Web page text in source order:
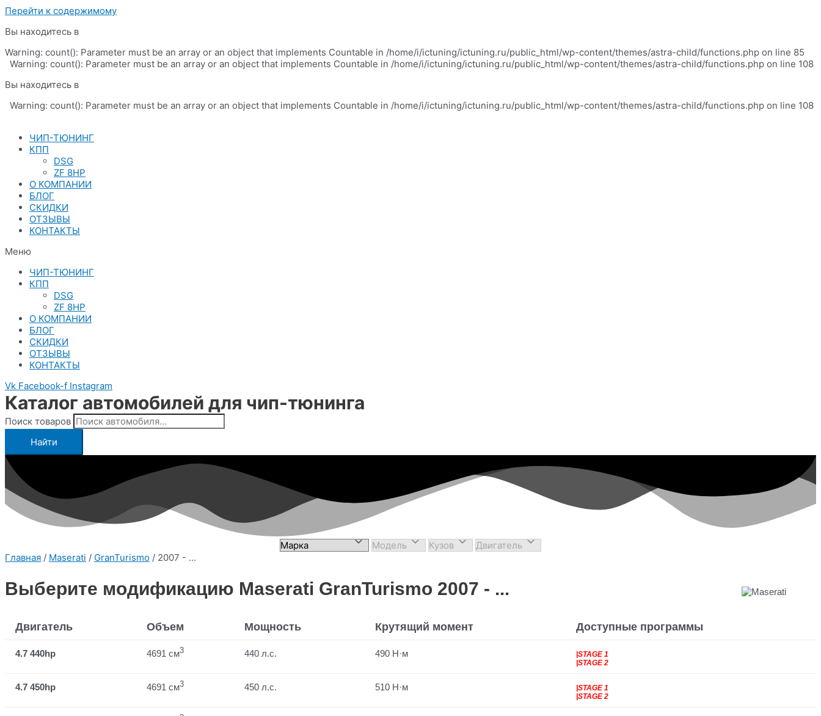
Перейти к содержимому
Вы находитесь в
Warning: count(): Parameter must be an array or an object that implements Countable in /home/i/ictuning/ictuning.ru/public_html/wp-content/themes/astra-child/functions.php on line 85
Warning: count(): Parameter must be an array or an object that implements Countable in /home/i/ictuning/ictuning.ru/public_html/wp-content/themes/astra-child/functions.php on line 108
Вы находитесь в
Warning: count(): Parameter must be an array or an object that implements Countable in /home/i/ictuning/ictuning.ru/public_html/wp-content/themes/astra-child/functions.php on line 108
ЧИП-ТЮНИНГ
КПП
DSG
ZF 8HP
О КОМПАНИИ
БЛОГ
СКИДКИ
ОТЗЫВЫ
КОНТАКТЫ
Меню
ЧИП-ТЮНИНГ
КПП
DSG
ZF 8HP
О КОМПАНИИ
БЛОГ
СКИДКИ
ОТЗЫВЫ
КОНТАКТЫ
Vk Facebook-f Instagram
Каталог автомобилей для чип-тюнинга
Поиск товаров
Найти
Главная / Maserati / GranTurismo / 2007 - ...
Выберите модификацию Maserati GranTurismo 2007 - ...
Двигатель Объем Мощность Крутящий момент Доступные программы
4.7 440hp 4691 см3 440 л.с. 490 Н·м
|STAGE 1
|STAGE 2
4.7 450hp 4691 см3 450 л.с. 510 Н·м
|STAGE 1
|STAGE 2